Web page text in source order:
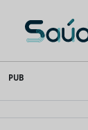
to
content
Saúde Oral
PUB